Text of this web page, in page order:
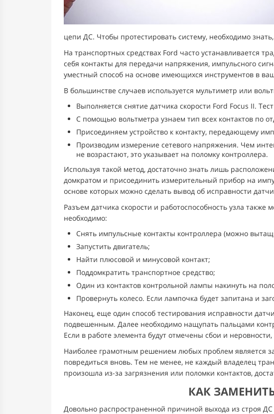
цепи ДС. Чтобы протестировать систему, необходимо
На транспортных средствах Ford часто устанавливается
себя контакты для передачи напряжения, импульсного
уместный способ на основе имеющихся инструментов в
В большинстве случаев используется мультиметр или
Выполняется снятие датчика скорости Ford Focus II.
С помощью вольтметра узнаем тип всех контактов по
Присоединяем устройство к контакту, передающему
Производим измерение сетевого напряжения. Чем
не возрастают, это указывает на поломку контроллера.
Используя такой метод, достаточно знать лишь
домкратом и присоединить измерительный прибор на
основе которых можно сделать вывод об исправности
Разъем датчика скорости и работоспособность узла
необходимо:
Снять импульсные контакты контроллера (можно
Запустить двигатель;
Найти плюсовой и минусовой контакт;
Поддомкратить транспортное средство;
Один из контактов контрольной лампы накинуть на
Провернуть колесо. Если лампочка будет запитана и
Наконец, еще один способ тестирования исправности
подвешенным. Далее необходимо нащупать пальцами
Если в работе элемента будут отмечены сбои и
Наиболее грамотным решением любых проблем является
повредиться вновь. Тем не менее, не каждый владелец
произошла из-за загрязнения или поломки контактов,
КАК
Довольно распространенной причиной выхода из строя ДС